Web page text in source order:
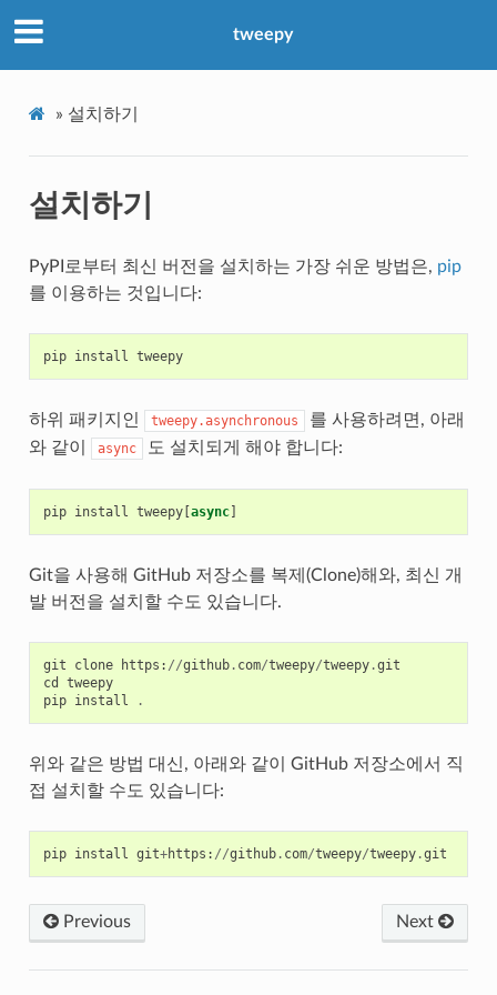
tweepy
» 설치하기
설치하기
PyPI로부터 최신 버전을 설치하는 가장 쉬운 방법은, pip
를 이용하는 것입니다:
pip install tweepy
하위 패키지인 tweepy.asynchronous
를 사용하려면, 아래
와 같이
async 도 설치되게 해야 합니다:
pip install tweepy[async]
Git을 사용해 GitHub 저장소를 복제(Clone)해와, 최신 개
발 버전을 설치할 수도 있습니다.
git clone https : //github. com/tweepy/tweepy.git
cd
tweepy
pip install .
위와 같은 방법 대신, 아래와 같이 GitHub 저장소에서 직
접 설치할 수도 있습니다:
pip install git+https : //github. com/tweepy/tweepy.git
Previous Next